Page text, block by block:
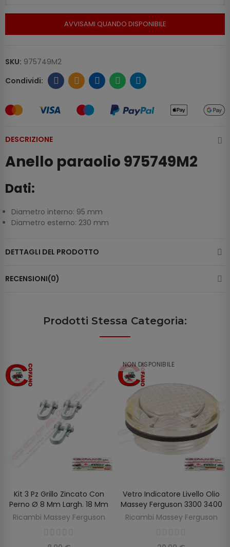
AVVISAMI QUANDO DISPONIBILE
SKU: 975749M2
DESCRIZIONE
Anello paraolio 975749M2
Dati:
Diametro interno: 95 mm
Diametro esterno: 230 mm
DETTAGLI DEL PRODOTTO
RECENSIONI(0)
Prodotti Stessa Categoria:
AGGIUNGI AL CARRELLO
Kit 3 Pz Grillo Zincato Con
Perno Ø 8 Mm Largh. 18 Mm
Ricambi Massey Ferguson
NON DISPONIBILE
SCOPRIRE
Vetro Indicatore Livello Olio
Massey Ferguson 3300 3400
Ricambi Massey Ferguson